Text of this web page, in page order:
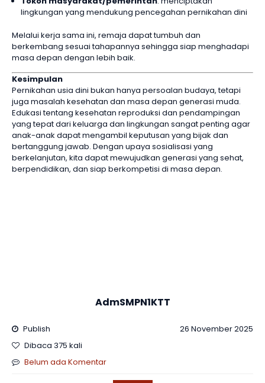
lingkungan yang mendukung pencegahan pernikahan dini
Melalui kerja sama ini, remaja dapat tumbuh dan
berkembang sesuai tahapannya sehingga siap menghadapi
masa depan dengan lebih baik.
Kesimpulan
Pernikahan usia dini bukan hanya persoalan budaya, tetapi
juga masalah kesehatan dan masa depan generasi muda.
Edukasi tentang kesehatan reproduksi dan pendampingan
yang tepat dari keluarga dan lingkungan sangat penting agar
anak-anak dapat mengambil keputusan yang bijak dan
bertanggung jawab. Dengan upaya sosialisasi yang
berkelanjutan, kita dapat mewujudkan generasi yang sehat,
berpendidikan, dan siap berkompetisi di masa depan.
AdmSMPN1KTT
Publish
26 November 2025
Dibaca 375 kali
Belum ada Komentar